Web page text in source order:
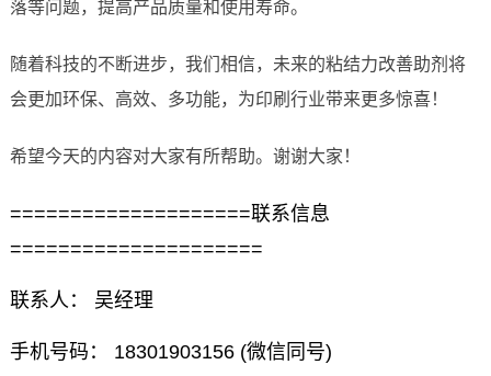
落等问题，提高产品质量和使用寿命。
随着科技的不断进步，我们相信，未来的粘结力改善助剂将
会更加环保、高效、多功能，为印刷行业带来更多惊喜！
希望今天的内容对大家有所帮助。谢谢大家！
====================联系信息
=====================
联系人： 吴经理
手机号码： 18301903156 (微信同号)